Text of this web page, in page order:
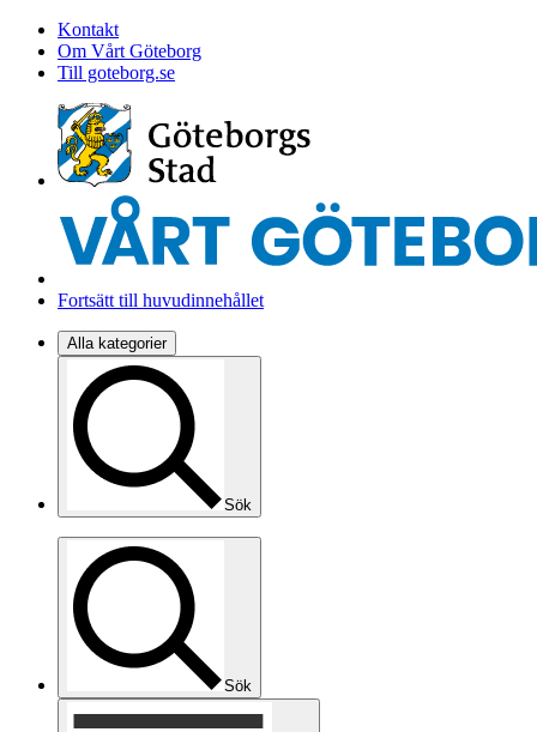
Kontakt
Om Vårt Göteborg
Till goteborg.se
Fortsätt till huvudinnehållet
Alla kategorier
Sök
Sök